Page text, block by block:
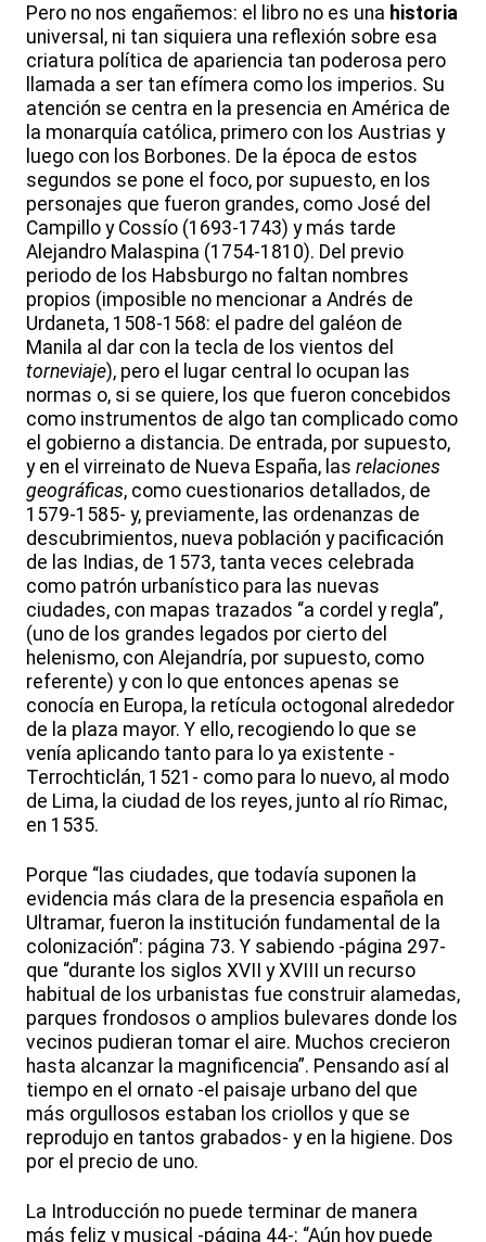
Pero no nos engañemos: el libro no es una historia
universal, ni tan siquiera una reflexión sobre esa
criatura política de apariencia tan poderosa pero
llamada a ser tan efímera como los imperios. Su
atención se centra en la presencia en América de
la monarquía católica, primero con los Austrias y
luego con los Borbones. De la época de estos
segundos se pone el foco, por supuesto, en los
personajes que fueron grandes, como José del
Campillo y Cossío (1693-1743) y más tarde
Alejandro Malaspina (1754-1810). Del previo
periodo de los Habsburgo no faltan nombres
propios (imposible no mencionar a Andrés de
Urdaneta, 1508-1568: el padre del galéon de
Manila al dar con la tecla de los vientos del
torneviaje), pero el lugar central lo ocupan las
normas o, si se quiere, los que fueron concebidos
como instrumentos de algo tan complicado como
el gobierno a distancia. De entrada, por supuesto,
y en el virreinato de Nueva España, las relaciones
geográficas, como cuestionarios detallados, de
1579-1585- y, previamente, las ordenanzas de
descubrimientos, nueva población y pacificación
de las Indias, de 1573, tanta veces celebrada
como patrón urbanístico para las nuevas
ciudades, con mapas trazados “a cordel y regla”,
(uno de los grandes legados por cierto del
helenismo, con Alejandría, por supuesto, como
referente) y con lo que entonces apenas se
conocía en Europa, la retícula octogonal alrededor
de la plaza mayor. Y ello, recogiendo lo que se
venía aplicando tanto para lo ya existente -
Terrochticlán, 1521- como para lo nuevo, al modo
de Lima, la ciudad de los reyes, junto al río Rimac,
en 1535.
Porque “las ciudades, que todavía suponen la
evidencia más clara de la presencia española en
Ultramar, fueron la institución fundamental de la
colonización”: página 73. Y sabiendo -página 297-
que “durante los siglos XVII y XVIII un recurso
habitual de los urbanistas fue construir alamedas,
parques frondosos o amplios bulevares donde los
vecinos pudieran tomar el aire. Muchos crecieron
hasta alcanzar la magnificencia”. Pensando así al
tiempo en el ornato -el paisaje urbano del que
más orgullosos estaban los criollos y que se
reprodujo en tantos grabados- y en la higiene. Dos
por el precio de uno.
La Introducción no puede terminar de manera
más feliz y musical -página 44-: “Aún hoy puede